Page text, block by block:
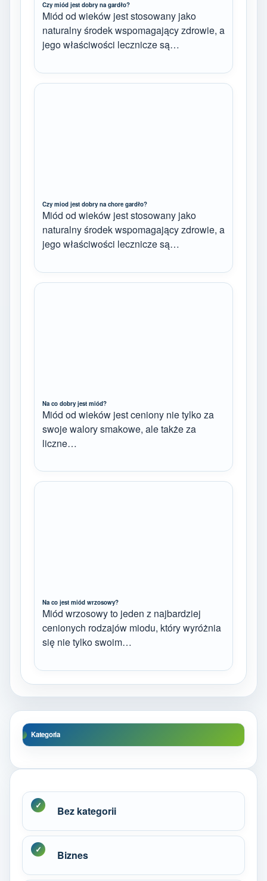
Czy miód jest dobry na gardło?
Miód od wieków jest stosowany jako
naturalny środek wspomagający zdrowie, a
jego właściwości lecznicze są…
Czy miod jest dobry na chore gardło?
Miód od wieków jest stosowany jako
naturalny środek wspomagający zdrowie, a
jego właściwości lecznicze są…
Na co dobry jest miód?
Miód od wieków jest ceniony nie tylko za
swoje walory smakowe, ale także za
liczne…
Na co jest miód wrzosowy?
Miód wrzosowy to jeden z najbardziej
cenionych rodzajów miodu, który wyróżnia
się nie tylko swoim…
Kategoria
Bez kategorii
Biznes